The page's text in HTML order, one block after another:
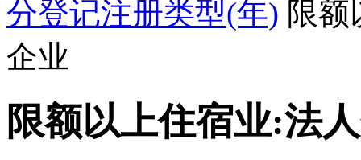
分登记注册类型(年) 限额
企业
限额以上住宿业:法